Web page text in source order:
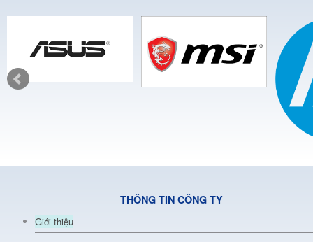
THÔNG TIN CÔNG TY
Giới thiệu